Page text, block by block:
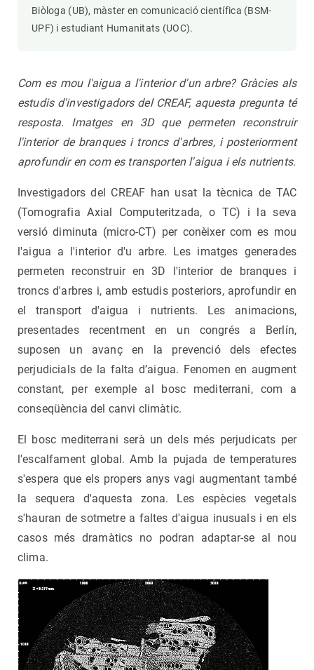
Biòloga (UB), màster en comunicació científica (BSM-
UPF) i estudiant Humanitats (UOC).
Com es mou l'aigua a l'interior d'un arbre? Gràcies als
estudis d'investigadors del CREAF, aquesta pregunta té
resposta. Imatges en 3D que permeten reconstruir
l'interior de branques i troncs d'arbres, i posteriorment
aprofundir en com es transporten l'aigua i els nutrients.
Investigadors del CREAF han usat la tècnica de TAC
(Tomografia Axial Computeritzada, o TC) i la seva
versió diminuta (micro-CT) per conèixer com es mou
l'aigua a l'interior d'u arbre. Les imatges generades
permeten reconstruir en 3D l'interior de branques i
troncs d'arbres i, amb estudis posteriors, aprofundir en
el transport d'aigua i nutrients. Les animacions,
presentades recentment en un congrés a Berlín,
suposen un avanç en la prevenció dels efectes
perjudicials de la falta d’aigua. Fenomen en augment
constant, per exemple al bosc mediterrani, com a
conseqüència del canvi climàtic.
El bosc mediterrani serà un dels més perjudicats per
l'escalfament global. Amb la pujada de temperatures
s'espera que els propers anys vagi augmentant també
la sequera d'aquesta zona. Les espècies vegetals
s'hauran de sotmetre a faltes d'aigua inusuals i en els
casos més dramàtics no podran adaptar-se al nou
clima.